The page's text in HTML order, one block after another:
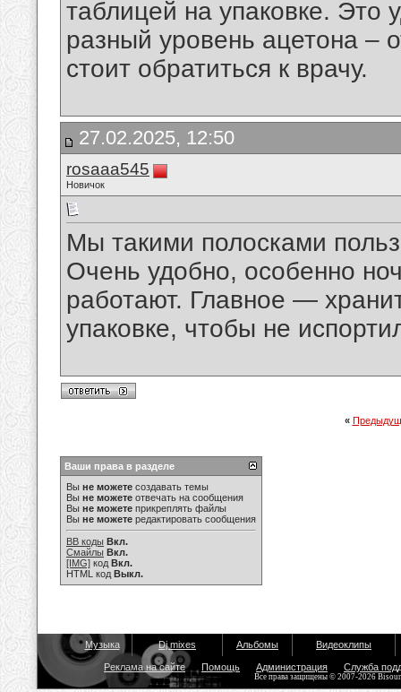
таблицей на упаковке. Это
разный уровень ацетона –
стоит обратиться к врачу.
27.02.2025, 12:50
rosaaa545
Новичок
Мы такими полосками
Очень удобно, особенно
работают. Главное —
упаковке, чтобы не
«
Ваши права в разделе
Вы не можете создавать темы
Вы не можете отвечать на сообщения
Вы не можете прикреплять файлы
Вы не можете редактировать сообщения
BB коды Вкл.
Смайлы Вкл.
[IMG] код Вкл.
HTML код Выкл.
Музыка Dj mixes Альбомы Видеоклипы
Реклама на сайте Помощь Администрация Служба
Все права защищены © 2007-2026